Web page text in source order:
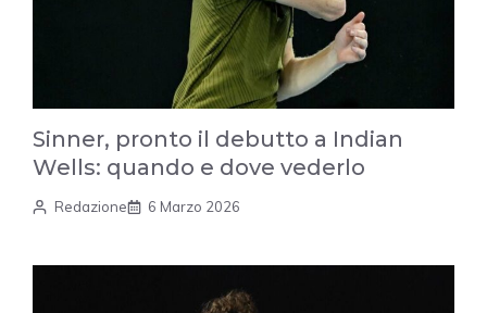
Sinner, pronto il debutto a Indian
Wells: quando e dove vederlo
Redazione 6 Marzo 2026